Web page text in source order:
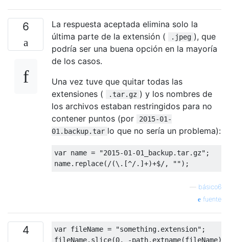
6
La respuesta aceptada elimina solo la
última parte de la extensión (
.jpeg ), que
podría ser una buena opción en la mayoría
de los casos.
Una vez tuve que quitar todas las
extensiones (
.tar.gz ) y los nombres de
los archivos estaban restringidos para no
contener puntos (por
2015-01-
01.backup.tar lo que no sería un problema):
var name = "2015-01-01_backup.tar.gz" ;
name. replace( /(\.[^/.]+)+$/, "");
básico6
fuente
4 var fileName = "something.extension" ;
fileName. slice(0, -path. extname(fileName).